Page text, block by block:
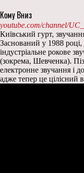
Кому Вниз
youtube.com/channel/
Київський гурт,
Заснований у 1988
індустріальне рокове
(зокрема, Шевченка).
електронне звучання і
адже тепер це цілісний